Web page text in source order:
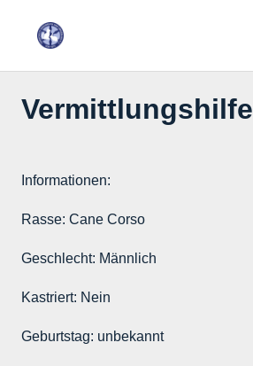
Vermittlungshilfe
Informationen:
Rasse: Cane Corso
Geschlecht: Männlich
Kastriert: Nein
Geburtstag: unbekannt